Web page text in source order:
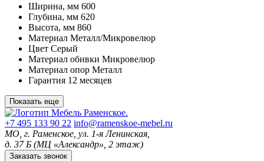
Ширина, мм 600
Глубина, мм 620
Высота, мм 860
Материал Металл/Микровелюр
Цвет Серый
Материал обивки Микровелюр
Материал опор Металл
Гарантия 12 месяцев
Показать еще
+7 495 133 90 22 info@ramenskoe-mebel.ru
МО, г. Раменское, ул. 1-я Ленинская,
д. 37 Б (МЦ «Александр», 2 этаж)
Заказать звонок